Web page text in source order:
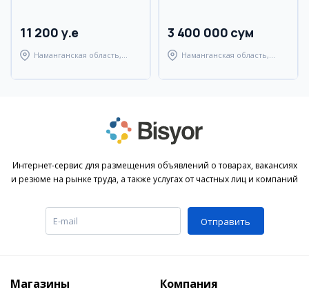
11 200 y.e
Наманганская область,
3 400 000 сум
Наманганская область,
Интернет-сервис для размещения объявлений о товарах, вакансиях
и резюме на рынке труда, а также услугах от частных лиц и компаний
Отправить
Магазины Компания